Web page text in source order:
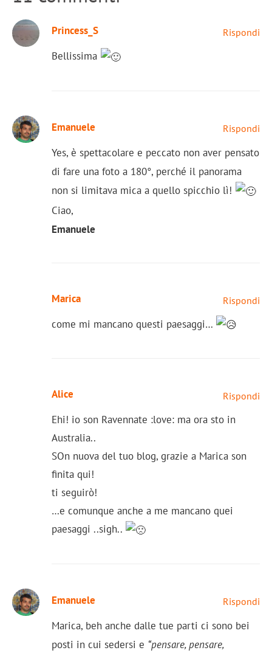
Princess_S Rispondi
Bellissima
Emanuele Rispondi
Yes, è spettacolare e peccato non aver pensato
di fare una foto a 180°, perché il panorama
non si limitava mica a quello spicchio lì!
Ciao,
Emanuele
Marica Rispondi
come mi mancano questi paesaggi…
Alice Rispondi
Ehi! io son Ravennate :love: ma ora sto in
Australia..
SOn nuova del tuo blog, grazie a Marica son
finita qui!
ti seguirò!
…e comunque anche a me mancano quei
paesaggi ..sigh..
Emanuele Rispondi
Marica, beh anche dalle tue parti ci sono bei
posti in cui sedersi e “pensare, pensare,